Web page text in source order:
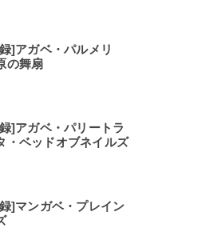
]アガベ・パルメリ
の舞扇
]アガベ・パリートラ
・ベッドオブネイルズ
]マンガベ・プレイン